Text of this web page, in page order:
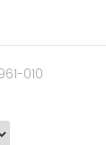
010